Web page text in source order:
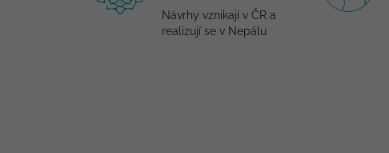
Návrhy vznikají v ČR a
realizují se v Nepálu